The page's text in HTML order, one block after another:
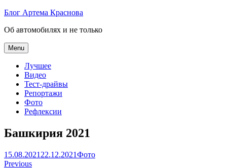
Skip
content
Блог Артема Краснова
Об автомобилях и не только
Menu
Лучшее
Видео
Тест-драйвы
Репортажи
Фото
Рефлексии
Башкирия 2021
Артем
Краснов
15.08.2021 22.12.2021Фото
Previous